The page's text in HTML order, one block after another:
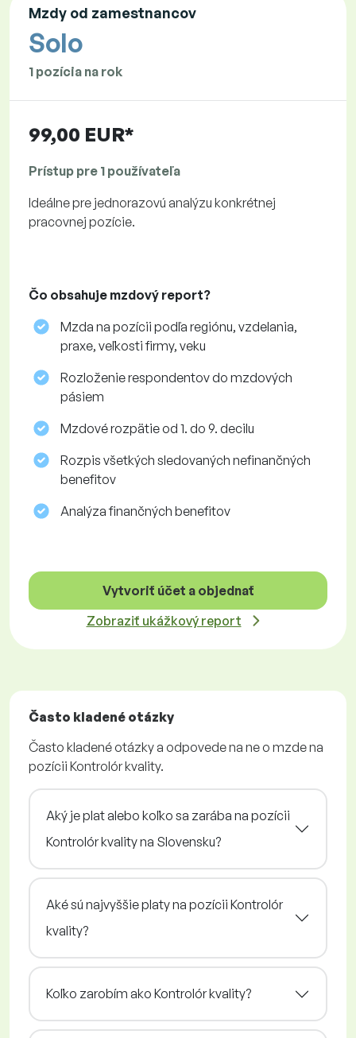
Mzdy od zamestnancov
Solo
1 pozícia na rok
99,00 EUR*
Prístup pre 1 používateľa
Ideálne pre jednorazovú analýzu konkrétnej
pracovnej pozície.
Čo obsahuje mzdový report?
Mzda na pozícii podľa regiónu, vzdelania,
praxe, veľkosti firmy, veku
Rozloženie respondentov do mzdových
pásiem
Mzdové rozpätie od 1. do 9. decilu
Rozpis všetkých sledovaných nefinančných
benefitov
Analýza finančných benefitov
Vytvoriť účet a objednať
Zobraziť ukážkový report
Často kladené otázky
Často kladené otázky a odpovede na ne o mzde na
pozícii Kontrolór kvality.
Aký je plat alebo koľko sa zarába na pozícii
Kontrolór kvality na Slovensku?
Aké sú najvyššie platy na pozícii Kontrolór
kvality?
Koľko zarobím ako Kontrolór kvality?